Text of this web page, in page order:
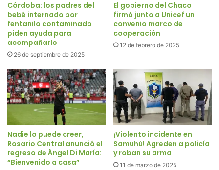
Córdoba: los padres del
bebé internado por
fentanilo contaminado
piden ayuda para
acompañarlo
26 de septiembre de 2025
El gobierno del Chaco
firmó junto a Unicef un
convenio marco de
cooperación
12 de febrero de 2025
Nadie lo puede creer,
Rosario Central anunció el
regreso de Ángel Di María:
“Bienvenido a casa”
¡Violento incidente en
Samuhú! Agreden a policía
y roban su arma
11 de marzo de 2025